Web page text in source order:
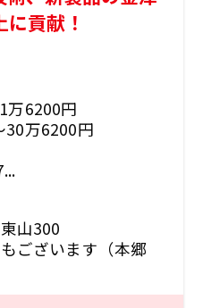
貢献！
万6200円
30万6200円
山300
ございます（本郷